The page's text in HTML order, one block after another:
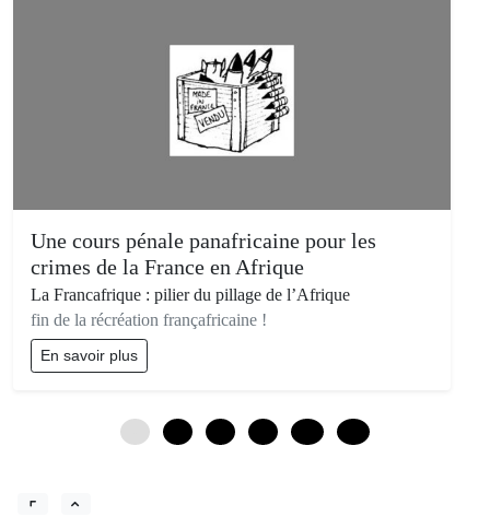
Une cours pénale panafricaine pour les
crimes de la France en Afrique
La Francafrique : pilier du pillage de l’Afrique
fin de la récréation françafricaine !
En savoir plus